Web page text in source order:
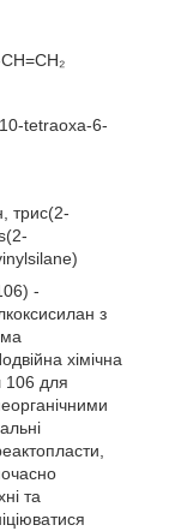
tetraoxa-6-
трис(2-
-
з
хімічна
106 для
та